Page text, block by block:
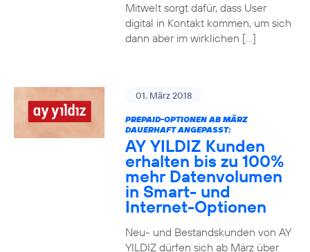
Mitwelt sorgt dafür, dass User
digital in Kontakt kommen, um sich
dann aber im wirklichen […]
01. März 2018
PREPAID-OPTIONEN AB MÄRZ
DAUERHAFT ANGEPASST:
AY YILDIZ Kunden
erhalten bis zu 100%
mehr Datenvolumen
in Smart- und
Internet-Optionen
Neu- und Bestandskunden von AY
YILDIZ dürfen sich ab März über